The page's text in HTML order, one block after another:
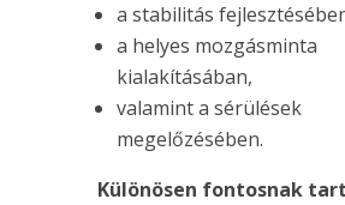
a stabilitás
a helyes mozgásminta
kialakításában,
valamint a sérülések
megelőzésében.
Különösen fontosnak